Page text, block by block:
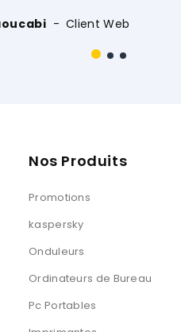
Nos Produits
Promotions
kaspersky
Onduleurs
Ordinateurs de Bureau
Pc Portables